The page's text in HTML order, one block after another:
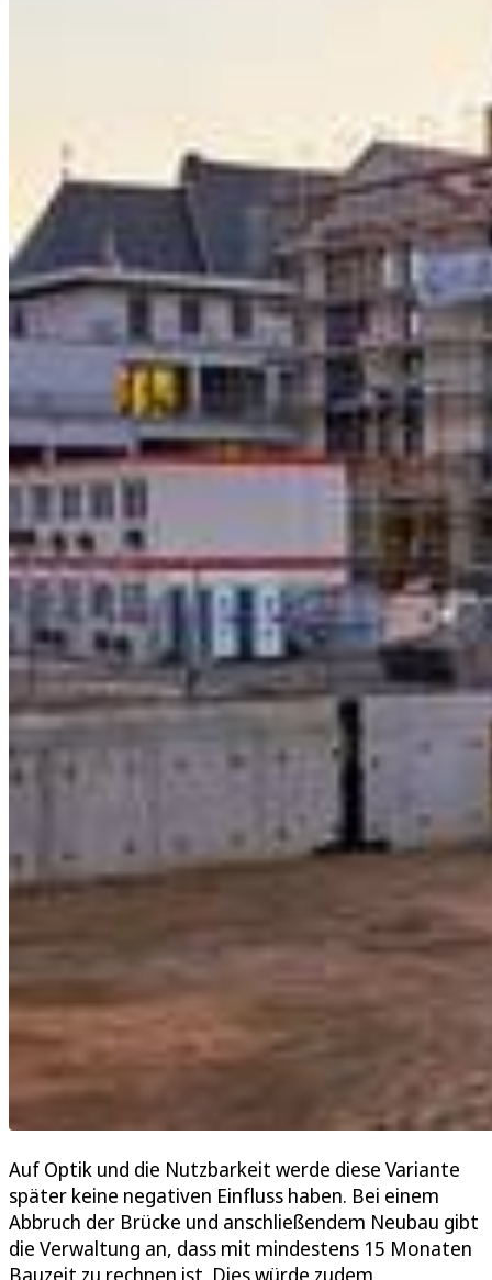
Auf Optik und die Nutzbarkeit werde diese Variante
später keine negativen Einfluss haben. Bei einem
Abbruch der Brücke und anschließendem Neubau gibt
die Verwaltung an, dass mit mindestens 15 Monaten
Bauzeit zu rechnen ist. Dies würde zudem